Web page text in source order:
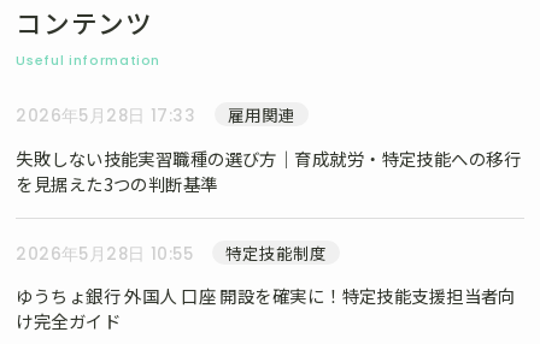
コンテンツ
Useful information
2026年5月28日 17:33 雇用関連
失敗しない技能実習職種の選び方｜育成就労・特定技能への移行
を見据えた3つの判断基準
2026年5月28日 10:55 特定技能制度
ゆうちょ銀行 外国人 口座 開設を確実に！特定技能支援担当者向
け完全ガイド